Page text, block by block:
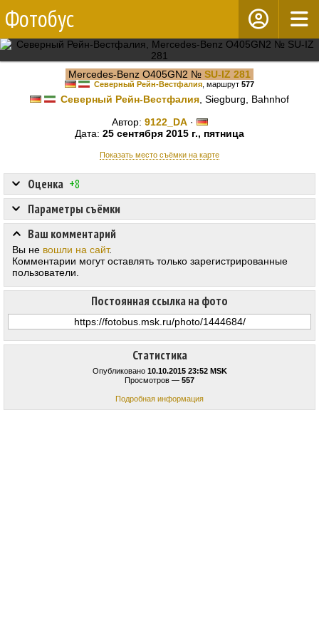
Фотобус
Mercedes-Benz O405GN2 № SU-IZ 281
Северный Рейн-Вестфалия , маршрут 577
Северный Рейн-Вестфалия , Siegburg, Bahnhof
Автор: 9122_DA·
Дата: 25 сентября 2015 г., пятница
Показать место съёмки на карте
Статистика
Опубликовано 10.10.2015 23:52 MSK
Просмотров — 557
Подробная информация
Оценка +8
Постоянная ссылка на фото
Параметры съёмки
Ваш комментарий
Вы не вошли на сайт.
Комментарии могут оставлять только зарегистрированные
пользователи.